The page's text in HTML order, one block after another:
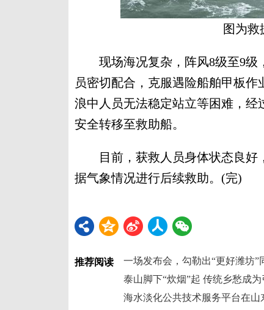
图为救
现场海况复杂，阵风8级至9级
员密切配合，克服遇险船舶甲板
浪中人员无法稳定站立等困难，经
安全转移至救助船。
目前，获救人员身体状态良好，
据气象情况进行后续救助。(完)
推荐阅读
一场发布会，勾勒出“更好潍坊”
泰山脚下“炊烟”起 传统乡愁成为
海水淡化公共技术服务平台在山